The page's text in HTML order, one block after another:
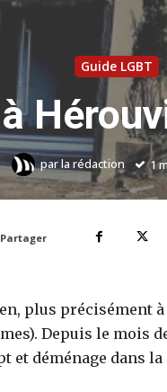
Guide LGBT
parla rédaction 1
Partager
plus précisément
Depuis le mois
et déménage dans